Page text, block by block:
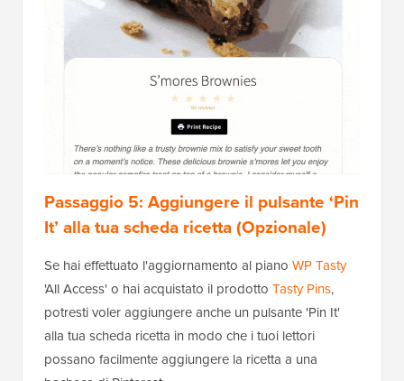
Passaggio 5: Aggiungere il pulsante ‘Pin
It’ alla tua scheda ricetta (Opzionale)
Se hai effettuato l'aggiornamento al piano WP Tasty
'All Access' o hai acquistato il prodotto Tasty Pins,
potresti voler aggiungere anche un pulsante 'Pin It'
alla tua scheda ricetta in modo che i tuoi lettori
possano facilmente aggiungere la ricetta a una